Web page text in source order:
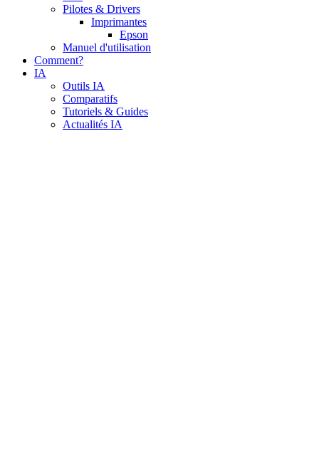
Pilotes & Drivers
Imprimantes
Epson
Manuel d'utilisation
Comment?
IA
Outils IA
Comparatifs
Tutoriels & Guides
Actualités IA